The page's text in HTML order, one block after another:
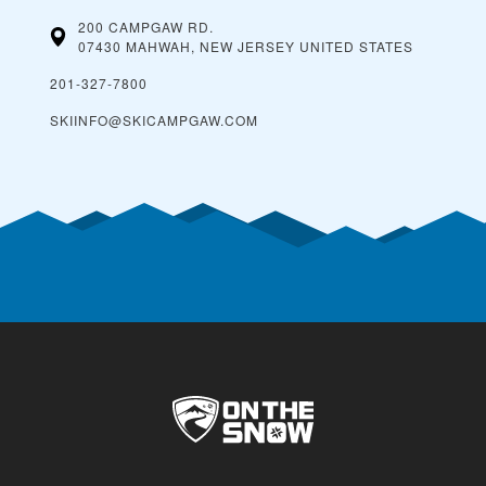
200 CAMPGAW RD.
07430 MAHWAH, NEW JERSEY UNITED STATES
201-327-7800
SKIINFO@SKICAMPGAW.COM